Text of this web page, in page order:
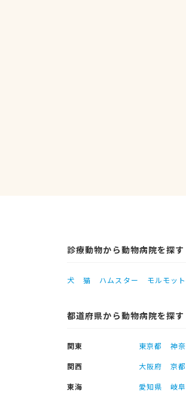
診療動物から動物病院を探す
犬 猫 ハムスター モルモット
都道府県から動物病院を探す
関東 東京都 神
関西
大阪府 京
東海
愛知県 岐